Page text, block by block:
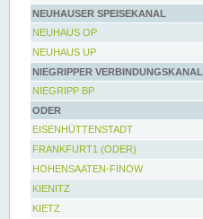
NEUHAUSER SPEISEKANAL
NEUHAUS OP
NEUHAUS UP
NIEGRIPPER VERBINDUNGSKANAL
NIEGRIPP BP
ODER
EISENHÜTTENSTADT
FRANKFURT1 (ODER)
HOHENSAATEN-FINOW
KIENITZ
KIETZ